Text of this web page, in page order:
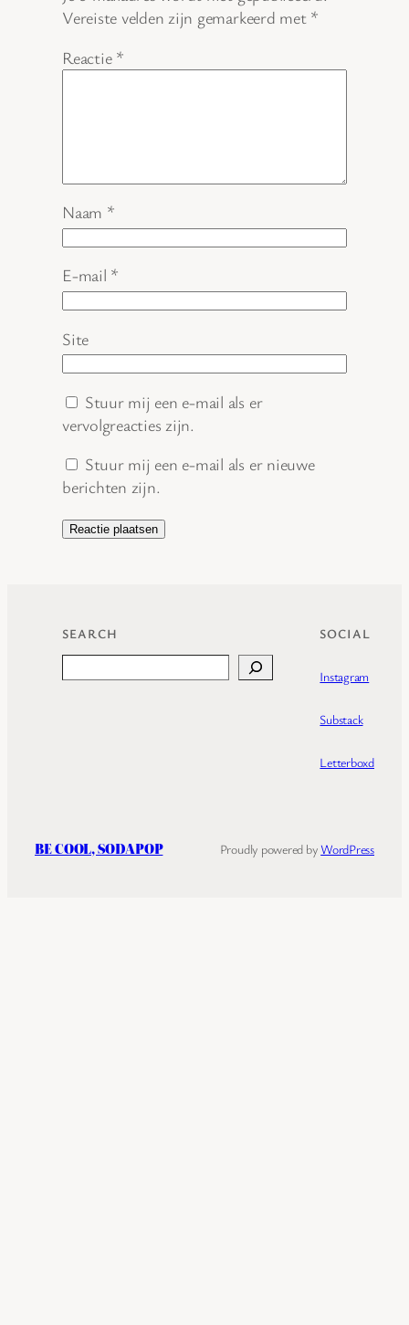
Vereiste velden zijn gemarkeerd met *
Reactie *
Naam *
E-mail *
Site
Stuur mij een e-mail als er
vervolgreacties zijn.
Stuur mij een e-mail als er nieuwe
berichten zijn.
SEARCH SOCIAL
Instagram
Substack
Letterboxd
BE COOL, SODAPOP Proudly powered byWordPress